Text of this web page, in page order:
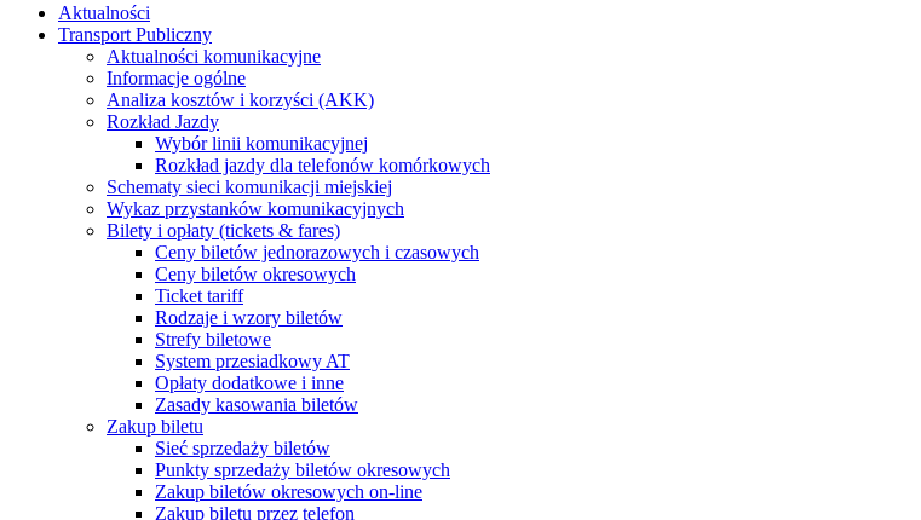
Aktualności
Transport Publiczny
Aktualności komunikacyjne
Informacje ogólne
Analiza kosztów i korzyści (AKK)
Rozkład Jazdy
Wybór linii komunikacyjnej
Rozkład jazdy dla telefonów komórkowych
Schematy sieci komunikacji miejskiej
Wykaz przystanków komunikacyjnych
Bilety i opłaty (tickets & fares)
Ceny biletów jednorazowych i czasowych
Ceny biletów okresowych
Ticket tariff
Rodzaje i wzory biletów
Strefy biletowe
System przesiadkowy AT
Opłaty dodatkowe i inne
Zasady kasowania biletów
Zakup biletu
Sieć sprzedaży biletów
Punkty sprzedaży biletów okresowych
Zakup biletów okresowych on-line
Zakup biletu przez telefon